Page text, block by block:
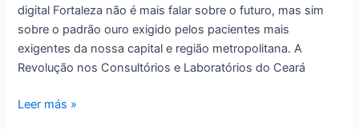
digital Fortaleza não é mais falar sobre o futuro, mas sim
sobre o padrão ouro exigido pelos pacientes mais
exigentes da nossa capital e região metropolitana. A
Revolução nos Consultórios e Laboratórios do Ceará
Ceará
Leer más »